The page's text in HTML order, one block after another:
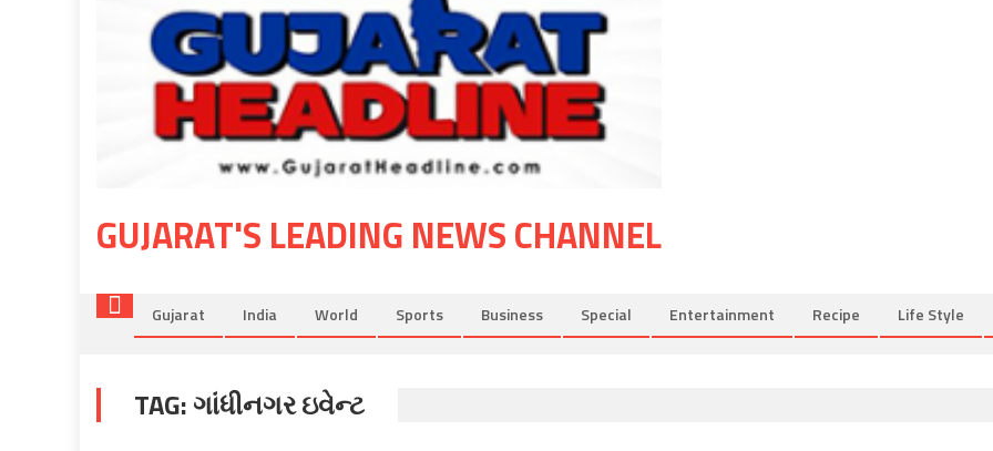
GUJARAT'S LEADING NEWS CHANNEL
Gujarat India World Sports Business Special Entertainment Recipe Life Style
TAG:ગાંધીનગર ઇવેન્ટ